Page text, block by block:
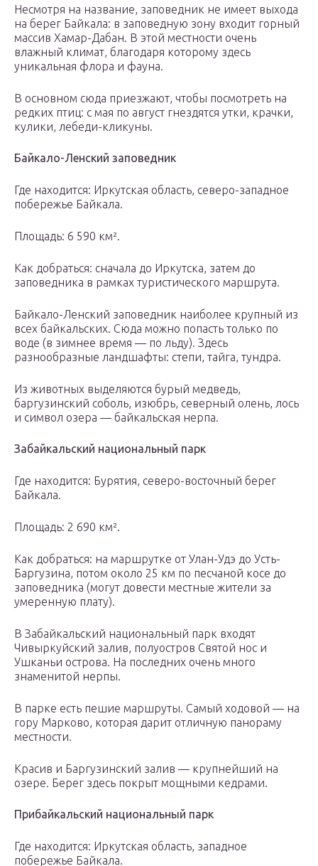
Несмотря на название, заповедник не имеет выхода
на берег Байкала: в заповедную зону входит горный
массив Хамар-Дабан. В этой местности очень
влажный климат, благодаря которому здесь
уникальная флора и фауна.
В основном сюда приезжают, чтобы посмотреть на
редких птиц: с мая по август гнездятся утки, крачки,
кулики, лебеди-кликуны.
Байкало-Ленский заповедник
Где находится: Иркутская область, северо-западное
побережье Байкала.
Площадь: 6 590 км².
Как добраться: сначала до Иркутска, затем до
заповедника в рамках туристического маршрута.
Байкало-Ленский заповедник наиболее крупный из
всех байкальских. Сюда можно попасть только по
воде (в зимнее время — по льду). Здесь
разнообразные ландшафты: степи, тайга, тундра.
Из животных выделяются бурый медведь,
баргузинский соболь, изюбрь, северный олень, лось
и символ озера — байкальская нерпа.
Забайкальский национальный парк
Где находится: Бурятия, северо-восточный берег
Байкала.
Площадь: 2 690 км².
Как добраться: на маршрутке от Улан-Удэ до Усть-
Баргузина, потом около 25 км по песчаной косе до
заповедника (могут довести местные жители за
умеренную плату).
В Забайкальский национальный парк входят
Чивыркуйский залив, полуостров Святой нос и
Ушканьи острова. На последних очень много
знаменитой нерпы.
В парке есть пешие маршруты. Самый ходовой — на
гору Марково, которая дарит отличную панораму
местности.
Красив и Баргузинский залив — крупнейший на
озере. Берег здесь покрыт мощными кедрами.
Прибайкальский национальный парк
Где находится: Иркутская область, западное
побережье Байкала.